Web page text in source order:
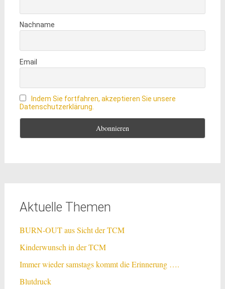
Nachname
Email
Indem Sie fortfahren, akzeptieren Sie unsere
Datenschutzerklärung.
Aktuelle Themen
BURN-OUT aus Sicht der TCM
Kinderwunsch in der TCM
Immer wieder samstags kommt die Erinnerung ….
Blutdruck